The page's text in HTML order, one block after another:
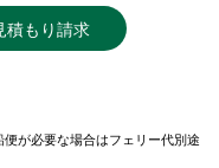
積もり請求
が必要な場合はフェリー代別途